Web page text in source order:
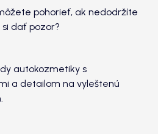
pohorieť, ak nedodržíte
dať pozor?